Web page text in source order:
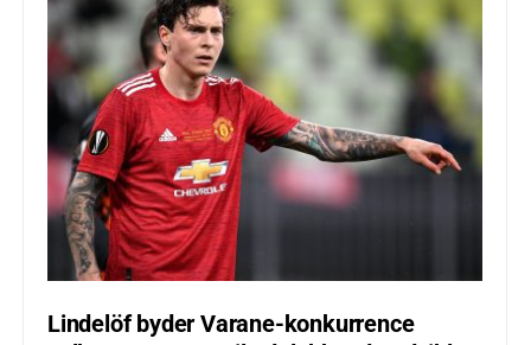
Lindelöf byder Varane-konkurrence